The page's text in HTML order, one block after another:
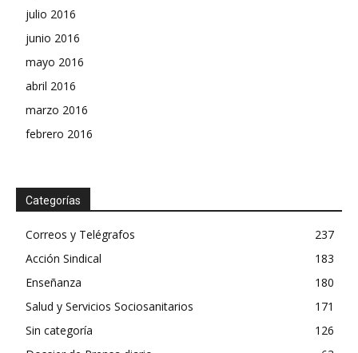
julio 2016
junio 2016
mayo 2016
abril 2016
marzo 2016
febrero 2016
Categorías
Correos y Telégrafos
237
Acción Sindical
183
Enseñanza
180
Salud y Servicios Sociosanitarios
171
Sin categoría
126